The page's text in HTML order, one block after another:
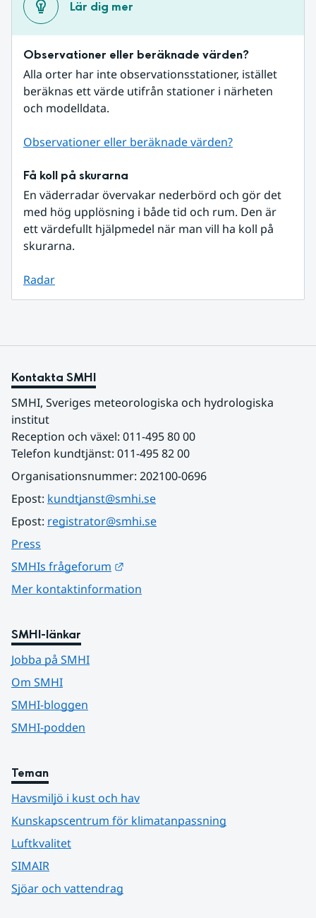
Lär dig mer
Observationer eller beräknade värden?
Alla orter har inte observationsstationer, istället
beräknas ett värde utifrån stationer i närheten
och modelldata.
Observationer eller beräknade värden?
Få koll på skurarna
En väderradar övervakar nederbörd och gör det
med hög upplösning i både tid och rum. Den är
ett värdefullt hjälpmedel när man vill ha koll på
skurarna.
Radar
Kontakta SMHI
SMHI, Sveriges meteorologiska och hydrologiska
institut
Reception och växel: 011-495 80 00
Telefon kundtjänst: 011-495 82 00
Organisationsnummer: 202100-0696
Epost: kundtjanst@smhi.se
Epost: registrator@smhi.se
Press
SMHIs frågeforum
Mer kontaktinformation
SMHI-länkar
Jobba på SMHI
Om SMHI
SMHI-bloggen
SMHI-podden
Teman
Havsmiljö i kust och hav
Kunskapscentrum för klimatanpassning
Luftkvalitet
SIMAIR
Sjöar och vattendrag